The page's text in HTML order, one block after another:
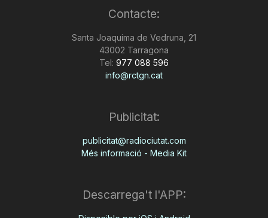
Contacte:
Santa Joaquima de Vedruna, 21
43002 Tarragona
Tel: 977 088 596
info@rctgn.cat
Publicitat:
publicitat@radiociutat.com
Més informació - Media Kit
Descarrega't l'APP: